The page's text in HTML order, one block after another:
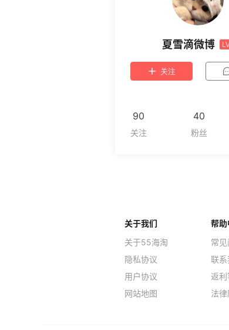
夏雪滴微博
关注
90 40
关于我们
关于55海淘
隐私协议
用户协议
网站地图
帮
常
联系
返利
法